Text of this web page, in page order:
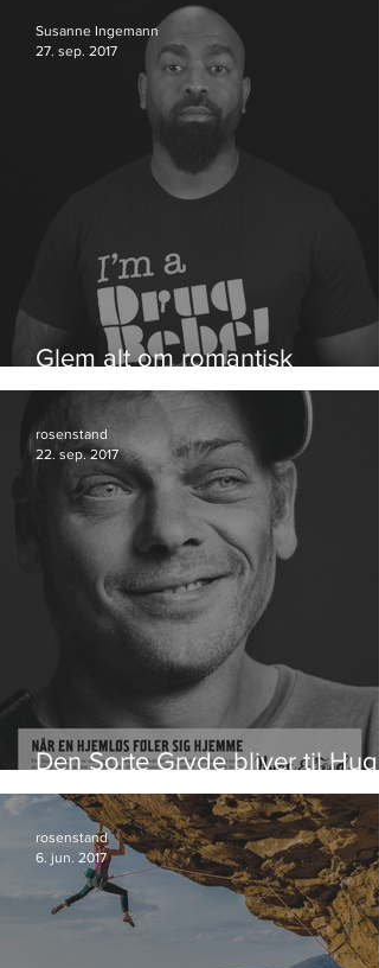
Glem alt om romantisk
hippiehash
Susanne Ingemann
27. sep. 2017
Den Sorte Gryde bliver til
Food
rosenstand
22. sep. 2017
rosenstand
6. jun. 2017